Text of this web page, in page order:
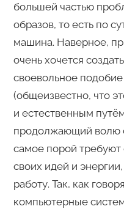
большей частью
образов, то есть по
машина. Наверное,
очень хочется
своевольное
(общеизвестно, что
и естественным
продолжающий волю
самое порой требуют
своих идей и
работу. Так, как
компьютерные